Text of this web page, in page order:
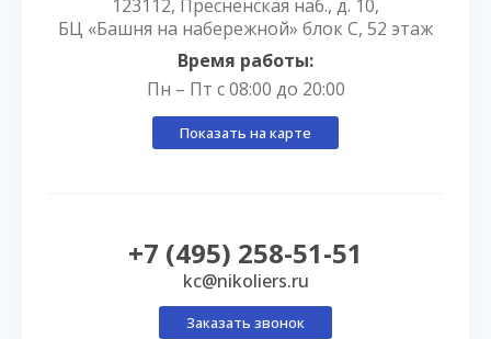
123112, Пресненская наб., д. 10,
БЦ «Башня на набережной» блок С, 52 этаж
Время работы:
Пн – Пт с 08:00 до 20:00
Показать на карте
+7 (495) 258-51-51
kc@nikoliers.ru
Заказать звонок